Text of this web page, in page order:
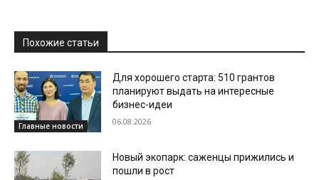
Похожие статьи
Главные новости
Для хорошего старта: 510 грантов
планируют выдать на интересные
бизнес-идеи
06.08.2026
Новый экопарк: саженцы прижились и
пошли в рост